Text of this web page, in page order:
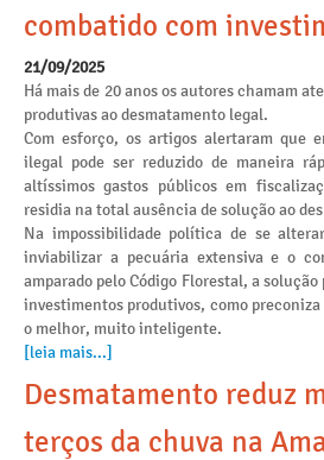
combatido com
21/09/2025
Há mais de 20 anos os autores chamam
produtivas ao desmatamento legal.
Com esforço, os artigos alertaram que
ilegal pode ser reduzido de maneira
altíssimos gastos públicos em
residia na total ausência de solução ao
Na impossibilidade política de se
inviabilizar a pecuária extensiva e o
amparado pelo Código Florestal, a
investimentos produtivos, como preconiza
o melhor, muito inteligente.
[leia mais...]
Desmatamento reduz
terços da chuva na